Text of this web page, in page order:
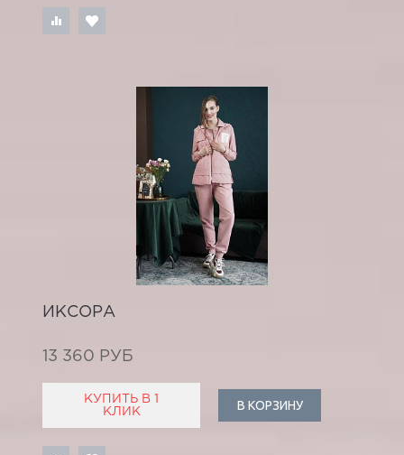
ИКСОРА
13 360 РУБ
КУПИТЬ В 1
КЛИК
В КОРЗИНУ